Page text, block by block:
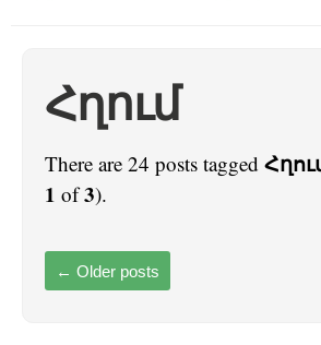
Հղում
There are 24 posts tagged
1 of3).
← Older posts